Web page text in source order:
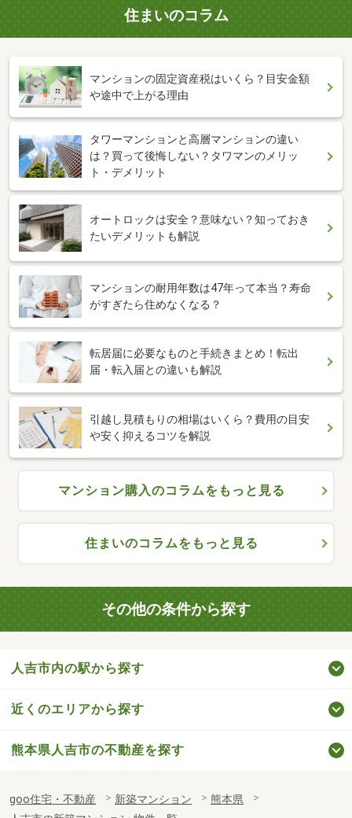
住まいのコラム
マンションの固定資産税はいくら？目安金額
や途中で上がる理由
タワーマンションと高層マンションの違い
は？買って後悔しない？タワマンのメリッ
ト・デメリット
オートロックは安全？意味ない？知っておき
たいデメリットも解説
マンションの耐用年数は47年って本当？寿命
がすぎたら住めなくなる？
転居届に必要なものと手続きまとめ！転出
届・転入届との違いも解説
引越し見積もりの相場はいくら？費用の目安
や安く抑えるコツを解説
マンション購入のコラムをもっと見る
住まいのコラムをもっと見る
その他の条件から探す
人吉市内の駅から探す
近くのエリアから探す
熊本県人吉市の不動産を探す
goo住宅・不動産 新築マンション
熊本県